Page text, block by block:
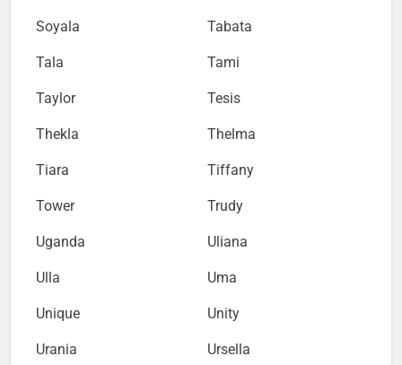
Soyala Tabata
Tala Tami
Taylor Tesis
Thekla Thelma
Tiara Tiffany
Tower Trudy
Uganda Uliana
Ulla Uma
Unique Unity
Urania Ursella